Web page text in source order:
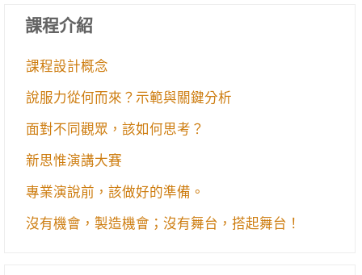
課程介紹
課程設計概念
說服力從何而來？示範與關鍵分析
面對不同觀眾，該如何思考？
新思惟演講大賽
專業演說前，該做好的準備。
沒有機會，製造機會；沒有舞台，搭起舞台！